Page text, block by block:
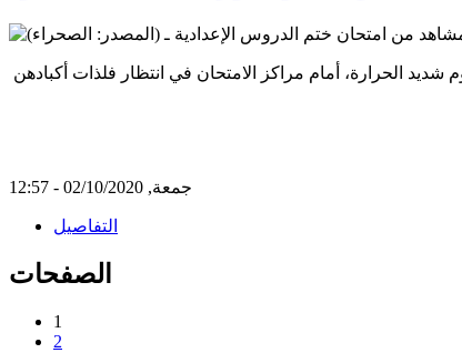
جمعة, 02/10/2020 - 12:57
التفاصيل
الصفحات
1
2